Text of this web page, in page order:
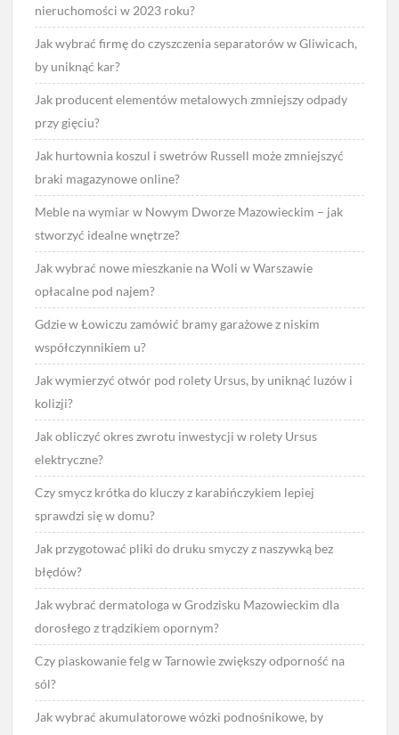
nieruchomości w 2023 roku?
Jak wybrać firmę do czyszczenia separatorów w Gliwicach,
by uniknąć kar?
Jak producent elementów metalowych zmniejszy odpady
przy gięciu?
Jak hurtownia koszul i swetrów Russell może zmniejszyć
braki magazynowe online?
Meble na wymiar w Nowym Dworze Mazowieckim – jak
stworzyć idealne wnętrze?
Jak wybrać nowe mieszkanie na Woli w Warszawie
opłacalne pod najem?
Gdzie w Łowiczu zamówić bramy garażowe z niskim
współczynnikiem u?
Jak wymierzyć otwór pod rolety Ursus, by uniknąć luzów i
kolizji?
Jak obliczyć okres zwrotu inwestycji w rolety Ursus
elektryczne?
Czy smycz krótka do kluczy z karabińczykiem lepiej
sprawdzi się w domu?
Jak przygotować pliki do druku smyczy z naszywką bez
błędów?
Jak wybrać dermatologa w Grodzisku Mazowieckim dla
dorosłego z trądzikiem opornym?
Czy piaskowanie felg w Tarnowie zwiększy odporność na
sól?
Jak wybrać akumulatorowe wózki podnośnikowe, by